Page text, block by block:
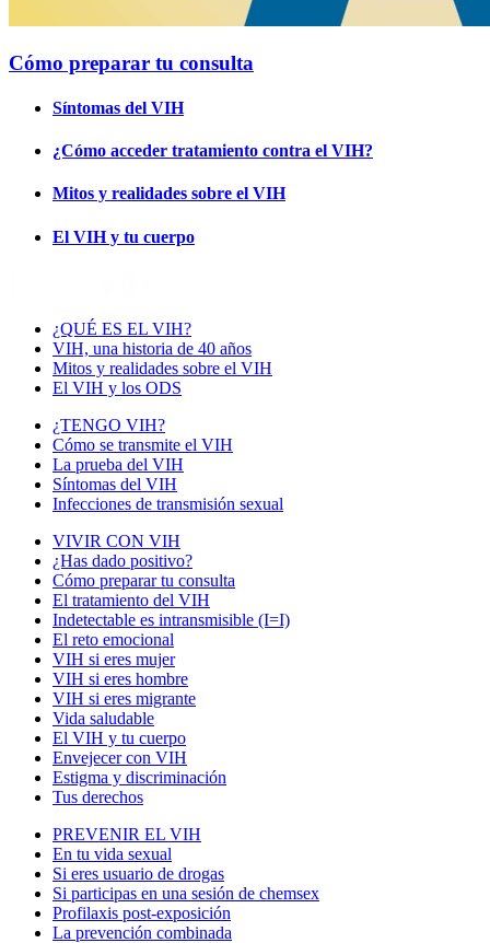
Cómo preparar tu consulta
Síntomas del VIH
¿Cómo acceder tratamiento contra el VIH?
Mitos y realidades sobre el VIH
El VIH y tu cuerpo
¿QUÉ ES EL VIH?
VIH, una historia de 40 años
Mitos y realidades sobre el VIH
El VIH y los ODS
¿TENGO VIH?
Cómo se transmite el VIH
La prueba del VIH
Síntomas del VIH
Infecciones de transmisión sexual
VIVIR CON VIH
¿Has dado positivo?
Cómo preparar tu consulta
El tratamiento del VIH
Indetectable es intransmisible (I=I)
El reto emocional
VIH si eres mujer
VIH si eres hombre
VIH si eres migrante
Vida saludable
El VIH y tu cuerpo
Envejecer con VIH
Estigma y discriminación
Tus derechos
PREVENIR EL VIH
En tu vida sexual
Si eres usuario de drogas
Si participas en una sesión de chemsex
Profilaxis post-exposición
La prevención combinada